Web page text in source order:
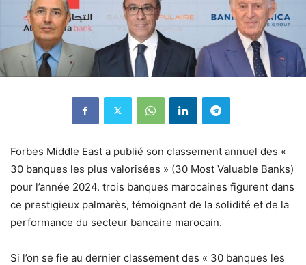
Forbes Middle East a publié son classement annuel des «
30 banques les plus valorisées » (30 Most Valuable Banks)
pour l’année 2024. trois banques marocaines figurent dans
ce prestigieux palmarès, témoignant de la solidité et de la
performance du secteur bancaire marocain.
Si l’on se fie au dernier classement des « 30 banques les